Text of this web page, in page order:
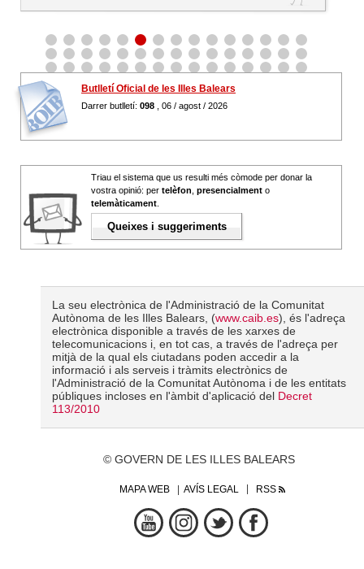
Butlletí Oficial de les Illes Balears
Darrer butlletí: 098 , 06 / agost / 2026
Triau el sistema que us resulti més còmode per donar la
vostra opinió: per telèfon presencialment o
telemàticament
Queixes i suggeriments
La seu electrònica de l'Administració de la Comunitat
Autònoma de les Illes Balears, (www.caib.es), és l'adreça
electrònica disponible a través de les xarxes de
telecomunicacions i, en tot cas, a través de l'adreça per
mitjà de la qual els ciutadans poden accedir a la
informació i als serveis i tràmits electrònics de
l'Administració de la Comunitat Autònoma i de les entitats
públiques incloses en l'àmbit d'aplicació del Decret
113/2010
© GOVERN DE LES ILLES BALEARS
MAPA WEB AVÍS LEGAL RSS